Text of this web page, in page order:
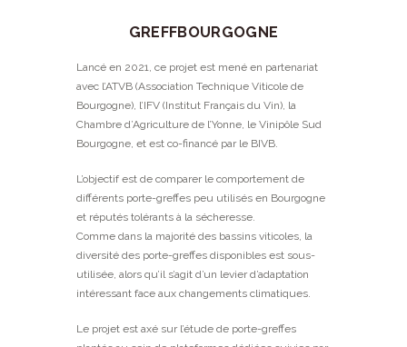
GREFFBOURGOGNE
Lancé en 2021, ce projet est mené en partenariat
avec l’ATVB (Association Technique Viticole de
Bourgogne), l’IFV (Institut Français du Vin), la
Chambre d’Agriculture de l’Yonne, le Vinipôle Sud
Bourgogne, et est co-financé par le BIVB.
L’objectif est de comparer le comportement de
différents porte-greffes peu utilisés en Bourgogne
et réputés tolérants à la sécheresse.
Comme dans la majorité des bassins viticoles, la
diversité des porte-greffes disponibles est sous-
utilisée, alors qu’il s’agit d’un levier d’adaptation
intéressant face aux changements climatiques.
Le projet est axé sur l’étude de porte-greffes